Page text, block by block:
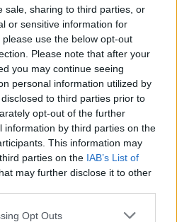
sale, sharing to third parties, or
or sensitive information for
use the below opt-out
Please note that after your
you may continue seeing
personal information utilized by
to third parties prior to
opt-out of the further
information by third parties on the
This information may
parties on the IAB’s List of
may further disclose it to other
Opt Outs
Pulita”: Fratus, Cozzi e
Pulita”, chiuse le indagini a
Pulita”: Fratus, Cozzi e
personale”
Pulita”: condannati Fratus,
chiuse le indagini per 6
per “Piazza Pulita”, slitta a
per altri sette imputati